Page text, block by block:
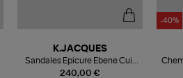
240,00 €
K.JACQUES
Sandales Epicure Ebene Cuir
Calidis Noir
-40%